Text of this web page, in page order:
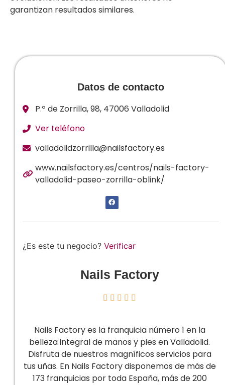
garantizan resultados similares.
Datos de contacto
P.º de Zorrilla, 98, 47006 Valladolid
Ver teléfono
valladolidzorrilla@nailsfactory.es
www.nailsfactory.es/centros/nails-factory-
valladolid-paseo-zorrilla-oblink/
¿Es este tu negocio? Verificar
Nails Factory
    
Nails Factory es la franquicia número 1 en la
belleza integral de manos y pies en Valladolid.
Disfruta de nuestros magníficos servicios para
tus uñas. En Nails Factory disponemos de más de
173 franquicias por toda España, más de 200